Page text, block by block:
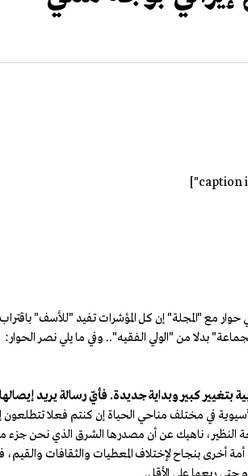
مع "المجلة" إن كل المؤشرات تفيد "للأسف"
بدلا من "الولي الفقيه".. وفي ما يلي نصر الحوار:
كبير وبداية جديدة. فأيّ رسالة يريد
في مختلف مناحي الحياة إن كنتم فعلا تتطلعون
ناهيك عن أن مصدرها الشرق الذي نحن جزء منه
أخرى بنجاح لإختلاف المعطيات والثقافات